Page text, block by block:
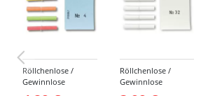
Röllchenlose /
Gewinnlose
Tombola, Treffer,
Röllchenlose /
Gewinnlose
Tombola, Treffer,